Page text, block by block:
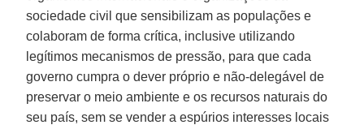
sociedade civil que sensibilizam as populações e
colaboram de forma crítica, inclusive utilizando
legítimos mecanismos de pressão, para que cada
governo cumpra o dever próprio e não-delegável de
preservar o meio ambiente e os recursos naturais do
seu país, sem se vender a espúrios interesses locais